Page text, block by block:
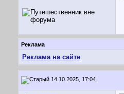
Реклама
Реклама на сайте
14.10.2025, 17:04